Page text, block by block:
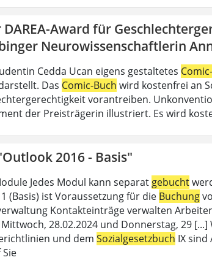
DAREA-Award für
Neurowissenschaftlerin
Cedda Ucan eigens gestaltetes
Das Comic-Buch wird kostenfrei an
vorantreiben.
der Preisträgerin illustriert. Es wird
2016 - Basis"
Jedes Modul kann separat gebucht
(Basis) ist Voraussetzung für die Buchung
Kontakteinträge verwalten
28.02.2024 und Donnerstag, 29
und dem Sozialgesetzbuch IX